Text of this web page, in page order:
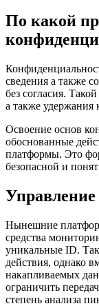
По какой
сведения а также
без согласия.
а также удержания
Освоение основ
обоснованные
платформы. Это
безопасной и
Нынешние
средства
уникальные ID.
действия, однако
накапливаемых
ограничить
степень анализа